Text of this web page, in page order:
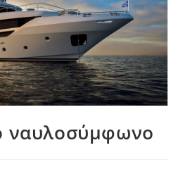
ναυλοσύμφωνο